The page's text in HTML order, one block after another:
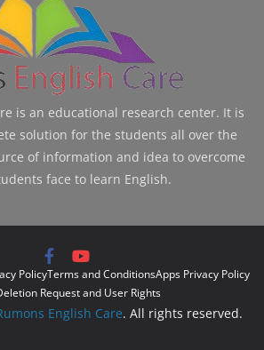
is an educational research center. It is
solution for the students all over the
of information and idea to overcome
face to learn English.
PolicyTerms and ConditionsApps Privacy Policy
Request and User Rights
English Care. All rights reserved.